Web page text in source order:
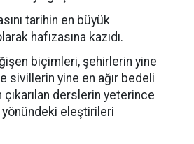
tarihin en büyük
hafızasına kazıdı.
biçimleri, şehirlerin yine
sivillerin yine en ağır bedeli
derslerin yeterince
eleştirileri